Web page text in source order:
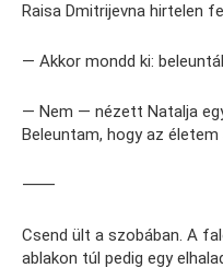
Raisa Dmitrijevna hirtelen
— Akkor mondd ki:
— Nem — nézett Natalja
Beleuntam, hogy az életem
⸻
Csend ült a szobában. A
ablakon túl pedig egy